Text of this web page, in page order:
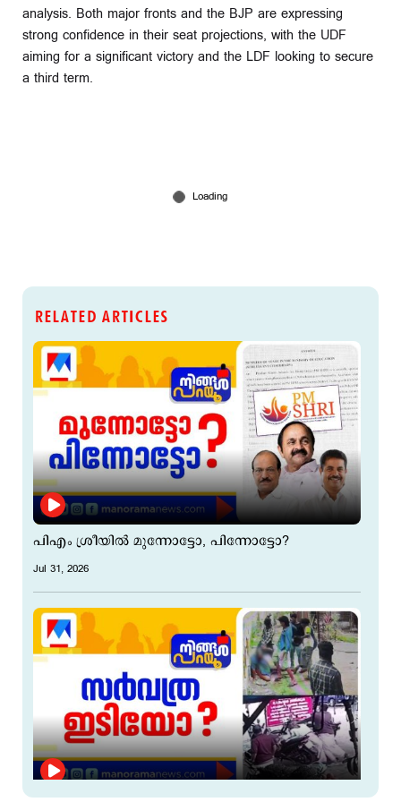
analysis. Both major fronts and the BJP are expressing
strong confidence in their seat projections, with the UDF
aiming for a significant victory and the LDF looking to secure
a third term.
RELATED ARTICLES
പിഎം ശ്രീയില്‍ മുന്നോട്ടോ, പിന്നോട്ടോ?
Jul 31, 2026